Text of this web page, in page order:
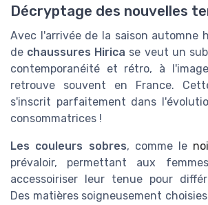
Décryptage des nouvelles
Avec l'arrivée de la saison automne
de chaussures Hirica se veut un
contemporanéité et rétro, à
retrouve souvent en France.
s'inscrit parfaitement dans
consommatrices !
Les couleurs sobres, comme le
prévaloir, permettant aux
accessoiriser leur tenue pour
Des matières soigneusement